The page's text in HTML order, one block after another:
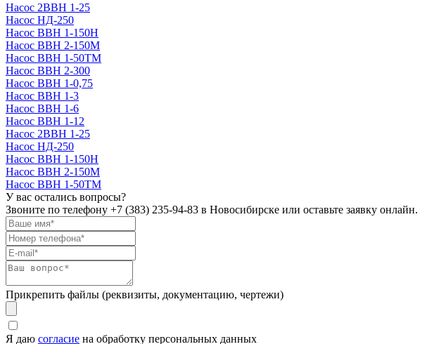
Насос 2ВВН 1-25
Насос НД-250
Насос ВВН 1-150Н
Насос ВВН 2-150М
Насос ВВН 1-50ТМ
Насос ВВН 2-300
Насос ВВН 1-0,75
Насос ВВН 1-3
Насос ВВН 1-6
Насос ВВН 1-12
Насос 2ВВН 1-25
Насос НД-250
Насос ВВН 1-150Н
Насос ВВН 2-150М
Насос ВВН 1-50ТМ
У вас остались вопросы?
Звоните по телефону +7 (383) 235-94-83 в Новосибирске или оставьте заявку онлайн.
Прикрепить файлы (реквизиты, документацию, чертежи)
Я даю согласие на обработку персональных данных